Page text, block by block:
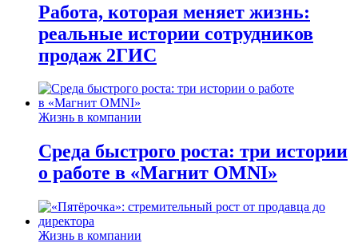
Работа, которая меняет жизнь:
реальные истории сотрудников
продаж 2ГИС
Жизнь в компании
Среда быстрого роста: три истории
о работе в «Магнит OMNI»
Жизнь в компании